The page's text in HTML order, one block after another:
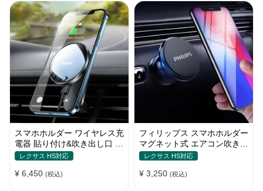
スマホホルダー ワイヤレス充
電器 貼り付け&吹き出し口 マ
グネット式 magsafe 全機種
レクサス HS対応
¥ 6,450 (税込)
フィリップス スマホホルダー
マグネット式 エアコン吹き出
し口 全機種
レクサス HS対応
¥ 3,250 (税込)